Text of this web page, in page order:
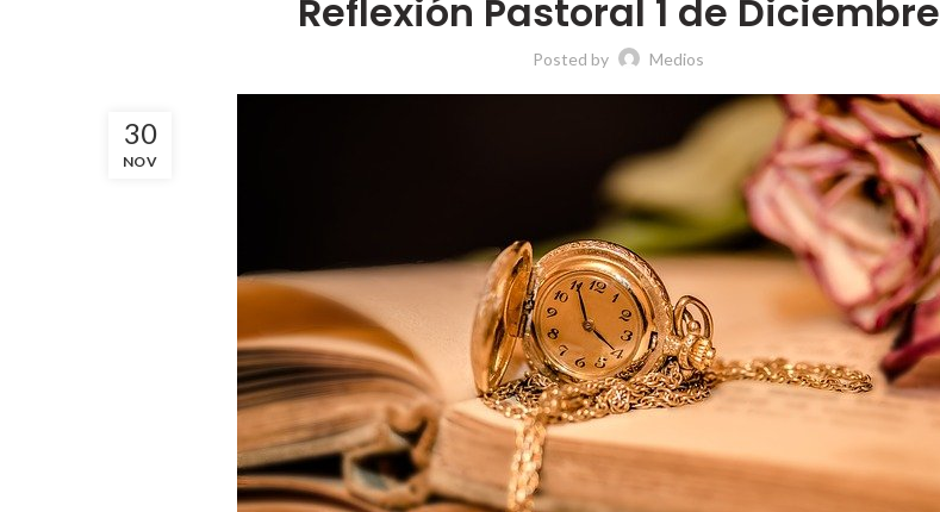
Reflexión Pastoral 1 de Diciembre
Posted by Medios
30
NOV